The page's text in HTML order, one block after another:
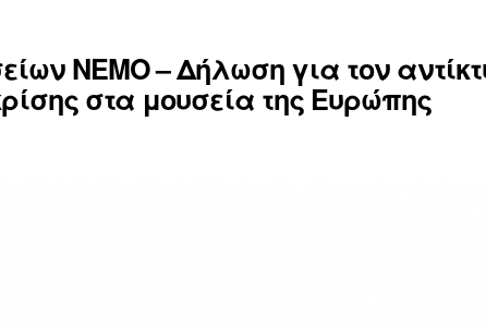
NEMO – Δήλωση για τον
στα μουσεία της Ευρώπης